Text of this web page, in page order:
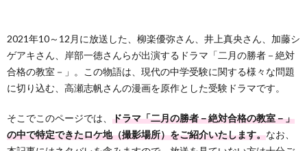
せ
2021年10～12月に放送した、柳楽優弥さん、井上真央さん、加藤シ
ゲアキさん、岸部一徳さんらが出演するドラマ「二月の勝者－絶対
合格の教室－」。この物語は、現代の中学受験に関する様々な問題
に切り込む、高瀬志帆さんの漫画を原作とした受験ドラマです。
そこでこのページでは、 ドラマ「二月の勝者－絶対合格の教室－」
の中で特定できたロケ地（撮影場所）をご紹介いたします。なお、